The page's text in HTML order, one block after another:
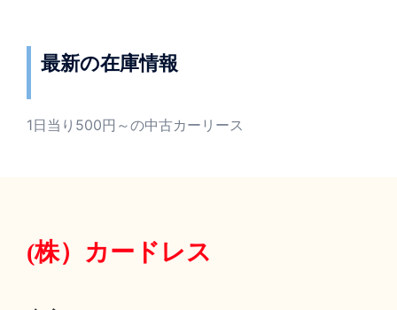
最新の在庫情報
1日当り500円～の中古カーリース
(株） カードレス